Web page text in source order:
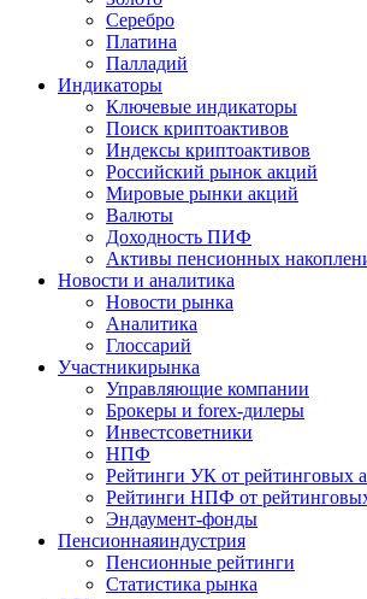
Серебро
Платина
Палладий
Индикаторы
Ключевые индикаторы
Поиск криптоактивов
Индексы криптоактивов
Российский рынок акций
Мировые рынки акций
Валюты
Доходность ПИФ
Активы пенсионных
Новости и аналитика
Новости рынка
Аналитика
Глоссарий
Участникирынка
Управляющие компании
Брокеры и forex-дилеры
Инвестсоветники
НПФ
Рейтинги УК от рейтинговых
Рейтинги НПФ от
Эндаумент-фонды
Пенсионнаяиндустрия
Пенсионные рейтинги
Статистика рынка